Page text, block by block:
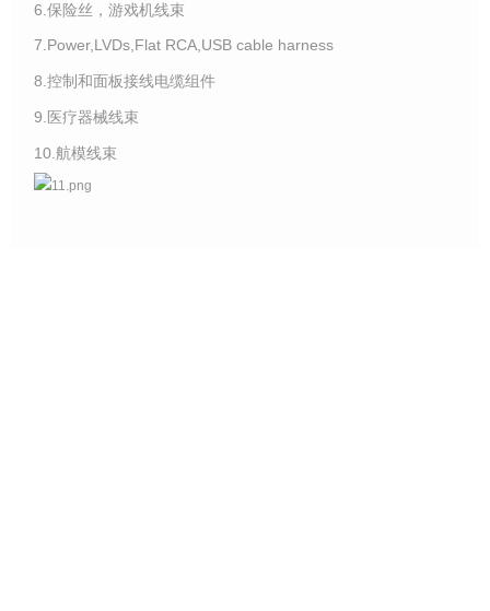
6.保险丝，游戏机线束
7.Power,LVDs,Flat RCA,USB cable harness
8.控制和面板接线电缆组件
9.医疗器械线束
10.航模线束